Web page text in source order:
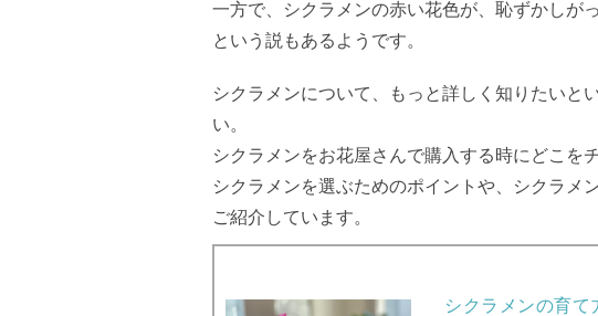
一方で、シクラメンの赤い花色が、恥ずかしが
という説もあるようです。
シクラメンについて、もっと詳しく知りたいと
い。
シクラメンをお花屋さんで購入する時にどこを
シクラメンを選ぶためのポイントや、シクラメ
ご紹介しています。
シクラメンの育